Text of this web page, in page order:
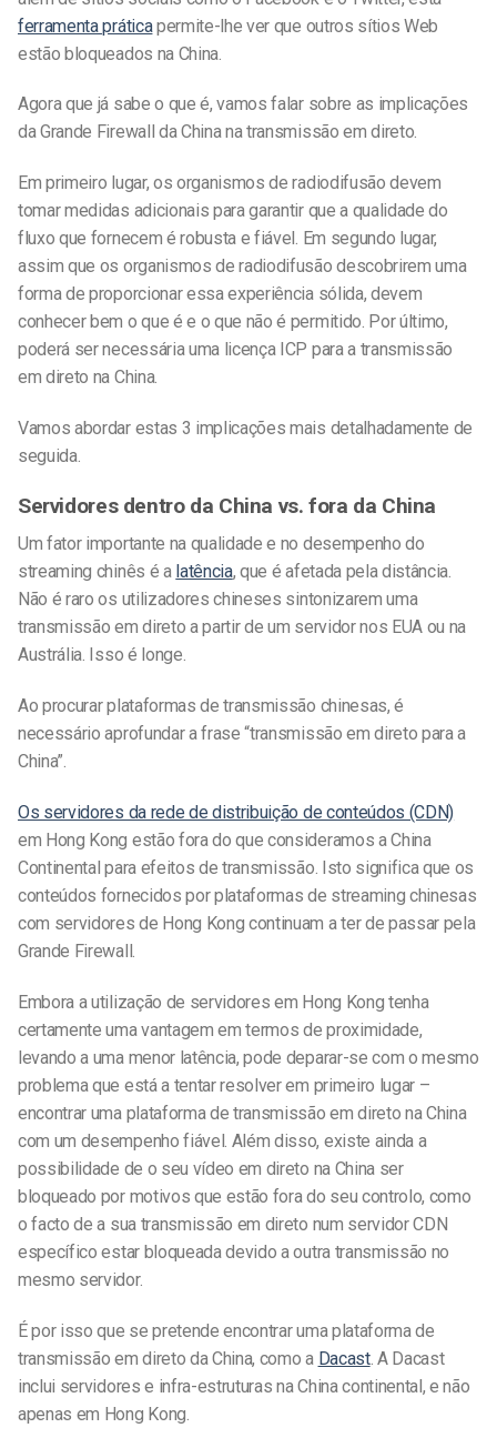
ferramenta práticapermite-lhe ver que outros sítios Web
estão bloqueados na China.
Agora que já sabe o que é, vamos falar sobre as implicações
da Grande Firewall da China na transmissão em direto.
Em primeiro lugar, os organismos de radiodifusão devem
tomar medidas adicionais para garantir que a qualidade do
fluxo que fornecem é robusta e fiável. Em segundo lugar,
assim que os organismos de radiodifusão descobrirem uma
forma de proporcionar essa experiência sólida, devem
conhecer bem o que é e o que não é permitido. Por último,
poderá ser necessária uma licença ICP para a transmissão
em direto na China.
Vamos abordar estas 3 implicações mais detalhadamente de
seguida.
Servidores dentro da China vs. fora da China
Um fator importante na qualidade e no desempenho do
streaming chinês é a latência, que é afetada pela distância.
Não é raro os utilizadores chineses sintonizarem uma
transmissão em direto a partir de um servidor nos EUA ou na
Austrália. Isso é longe.
Ao procurar plataformas de transmissão chinesas, é
necessário aprofundar a frase “transmissão em direto para a
China”.
Os servidores da rede de distribuição de conteúdos (CDN)
em Hong Kong estão fora do que consideramos a China
Continental para efeitos de transmissão. Isto significa que os
conteúdos fornecidos por plataformas de streaming chinesas
com servidores de Hong Kong continuam a ter de passar pela
Grande Firewall.
Embora a utilização de servidores em Hong Kong tenha
certamente uma vantagem em termos de proximidade,
levando a uma menor latência, pode deparar-se com o mesmo
problema que está a tentar resolver em primeiro lugar –
encontrar uma plataforma de transmissão em direto na China
com um desempenho fiável. Além disso, existe ainda a
possibilidade de o seu vídeo em direto na China ser
bloqueado por motivos que estão fora do seu controlo, como
o facto de a sua transmissão em direto num servidor CDN
específico estar bloqueada devido a outra transmissão no
mesmo servidor.
É por isso que se pretende encontrar uma plataforma de
transmissão em direto da China, como a Dacast. A Dacast
inclui servidores e infra-estruturas na China continental, e não
apenas em Hong Kong.